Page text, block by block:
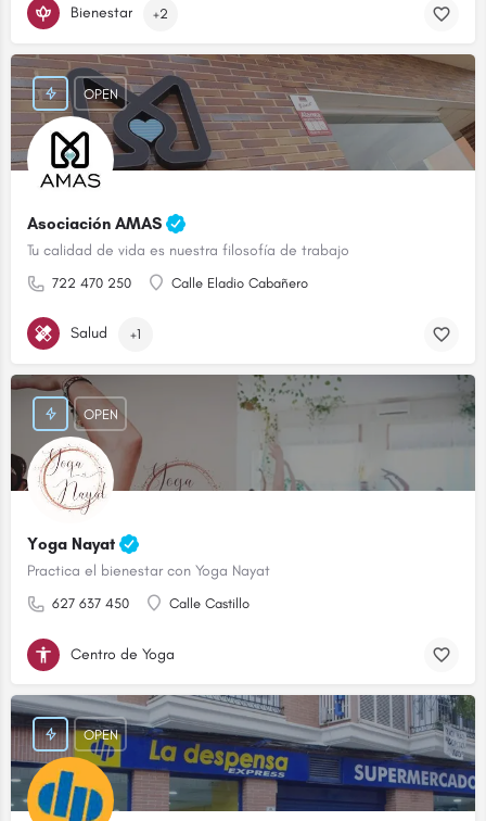
Bienestar +2
Asociación AMAS
Tu calidad de vida es nuestra filosofía de trabajo
722 470 250 Calle Eladio Cabañero
OPEN
Salud +1
Yoga Nayat
Practica el bienestar con Yoga Nayat
627 637 450 Calle Castillo
OPEN
Centro de Yoga
OPEN